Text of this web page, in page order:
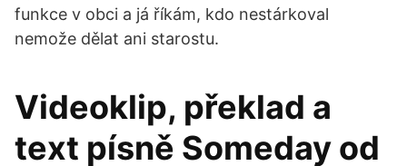
funkce v obci a já říkám, kdo nestárkoval
nemože dělat ani starostu.
Videoklip, překlad a
text písně Someday od